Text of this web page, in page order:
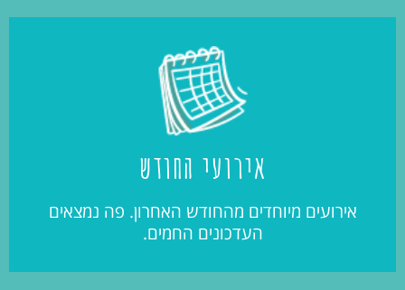
אירועי החודש
אירועים מיוחדים מהחודש האחרון. פה נמצאים
העדכונים החמים.